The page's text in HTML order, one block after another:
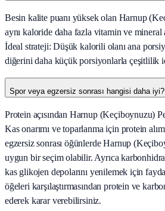
Besin kalite puanı yüksek olan Harnup
aynı kaloride daha fazla vitamin ve mineral
İdeal strateji: Düşük kalorili olanı ana
diğerini daha küçük porsiyonlarla çeşitlilik
Spor veya egzersiz sonrası hangisi daha iyi?
Protein açısından Harnup (Keçiboynuzu)
Kas onarımı ve toparlanma için protein
egzersiz sonrası öğünlerde Harnup
uygun bir seçim olabilir. Ayrıca
kas glikojen depolarını yenilemek için
öğeleri karşılaştırmasından protein ve
ederek karar verebilirsiniz.